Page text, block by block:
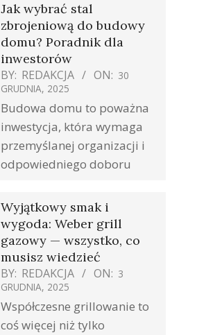
Jak wybrać stal
zbrojeniową do budowy
domu? Poradnik dla
inwestorów
BY: REDAKCJA ON: 30
GRUDNIA, 2025
Budowa domu to poważna
inwestycja, która wymaga
przemyślanej organizacji i
odpowiedniego doboru
Wyjątkowy smak i
wygoda: Weber grill
gazowy — wszystko, co
musisz wiedzieć
BY: REDAKCJA ON: 3
GRUDNIA, 2025
Współczesne grillowanie to
coś więcej niż tylko